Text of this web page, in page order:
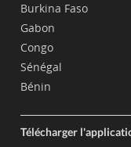
Burkina Faso
Gabon
Congo
Sénégal
Bénin
Télécharger